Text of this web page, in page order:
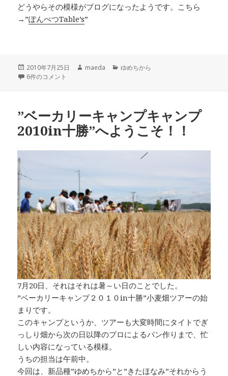
どうやらその模様がブログになったようです。こちら
→”ぽんぺつTable’s”
投
稿
2010年7月25日
作
maeda
カ
ゆめちから
幸運の”ゆめちから”収穫を麦師たちと共に！！ への
6件のコメント
”ベーカリーキャンプキャンプ
2010in十勝”へようこそ！！
7月20日、それはそれは暑～い日のことでした。
”ベーカリーキャンプ２０１０in十勝”小麦畑ツアーの始
まりです。
このキャンプというか、ツアーも大変時間にタイトでぎ
っしり畑から次の日以降のプロによるパン作りまで、忙
しい内容になっている模様。
うちの担当は午前中。
今回は、新品種”ゆめちから”と”きたほなみ”それからう